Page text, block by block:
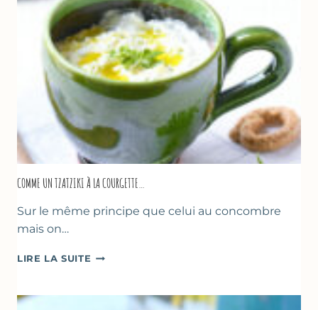
COMME UN TZATZIKI À LA COURGETTE…
Sur le même principe que celui au concombre
mais on…
LIRE LA SUITE COMME
À